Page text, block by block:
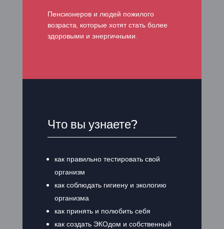
Пенсионеров и людей пожилого
возраста, которые хотят стать более
здоровыми и энергичными.
Что вы узнаете?
как правильно тестировать свой
организм
как соблюдать гигиену и экологию
организма
как принять и полюбить себя
как создать ЭКОдом и собственный